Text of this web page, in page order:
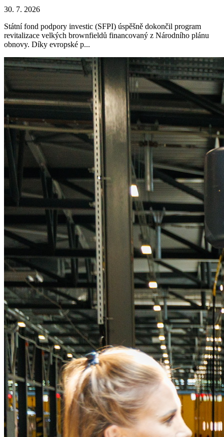
30. 7. 2026
Státní fond podpory investic (SFPI) úspěšně dokončil program
revitalizace velkých brownfieldů financovaný z Národního plánu
obnovy. Díky evropské p...